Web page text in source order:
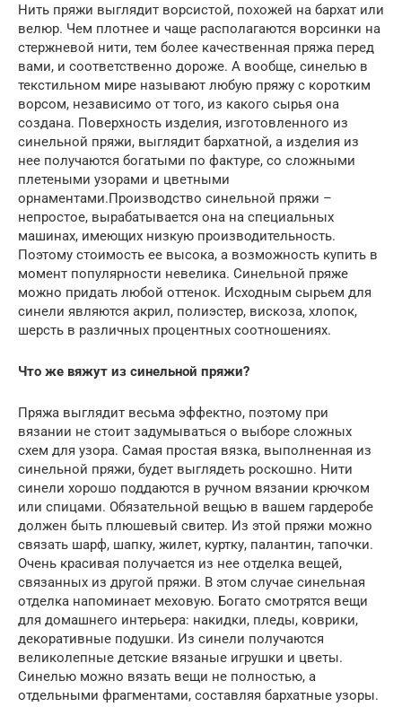
Нить пряжи выглядит ворсистой, похожей на бархат или
велюр. Чем плотнее и чаще располагаются ворсинки на
стержневой нити, тем более качественная пряжа перед
вами, и соответственно дороже. А вообще, синелью в
текстильном мире называют любую пряжу с коротким
ворсом, независимо от того, из какого сырья она
создана. Поверхность изделия, изготовленного из
синельной пряжи, выглядит бархатной, а изделия из
нее получаются богатыми по фактуре, со сложными
плетеными узорами и цветными
орнаментами.Производство синельной пряжи –
непростое, вырабатывается она на специальных
машинах, имеющих низкую производительность.
Поэтому стоимость ее высока, а возможность купить в
момент популярности невелика. Синельной пряже
можно придать любой оттенок. Исходным сырьем для
синели являются акрил, полиэстер, вискоза, хлопок,
шерсть в различных процентных соотношениях.
Что же вяжут из синельной пряжи?
Пряжа выглядит весьма эффектно, поэтому при
вязании не стоит задумываться о выборе сложных
схем для узора. Самая простая вязка, выполненная из
синельной пряжи, будет выглядеть роскошно. Нити
синели хорошо поддаются в ручном вязании крючком
или спицами. Обязательной вещью в вашем гардеробе
должен быть плюшевый свитер. Из этой пряжи можно
связать шарф, шапку, жилет, куртку, палантин, тапочки.
Очень красивая получается из нее отделка вещей,
связанных из другой пряжи. В этом случае синельная
отделка напоминает меховую. Богато смотрятся вещи
для домашнего интерьера: накидки, пледы, коврики,
декоративные подушки. Из синели получаются
великолепные детские вязаные игрушки и цветы.
Синелью можно вязать вещи не полностью, а
отдельными фрагментами, составляя бархатные узоры.